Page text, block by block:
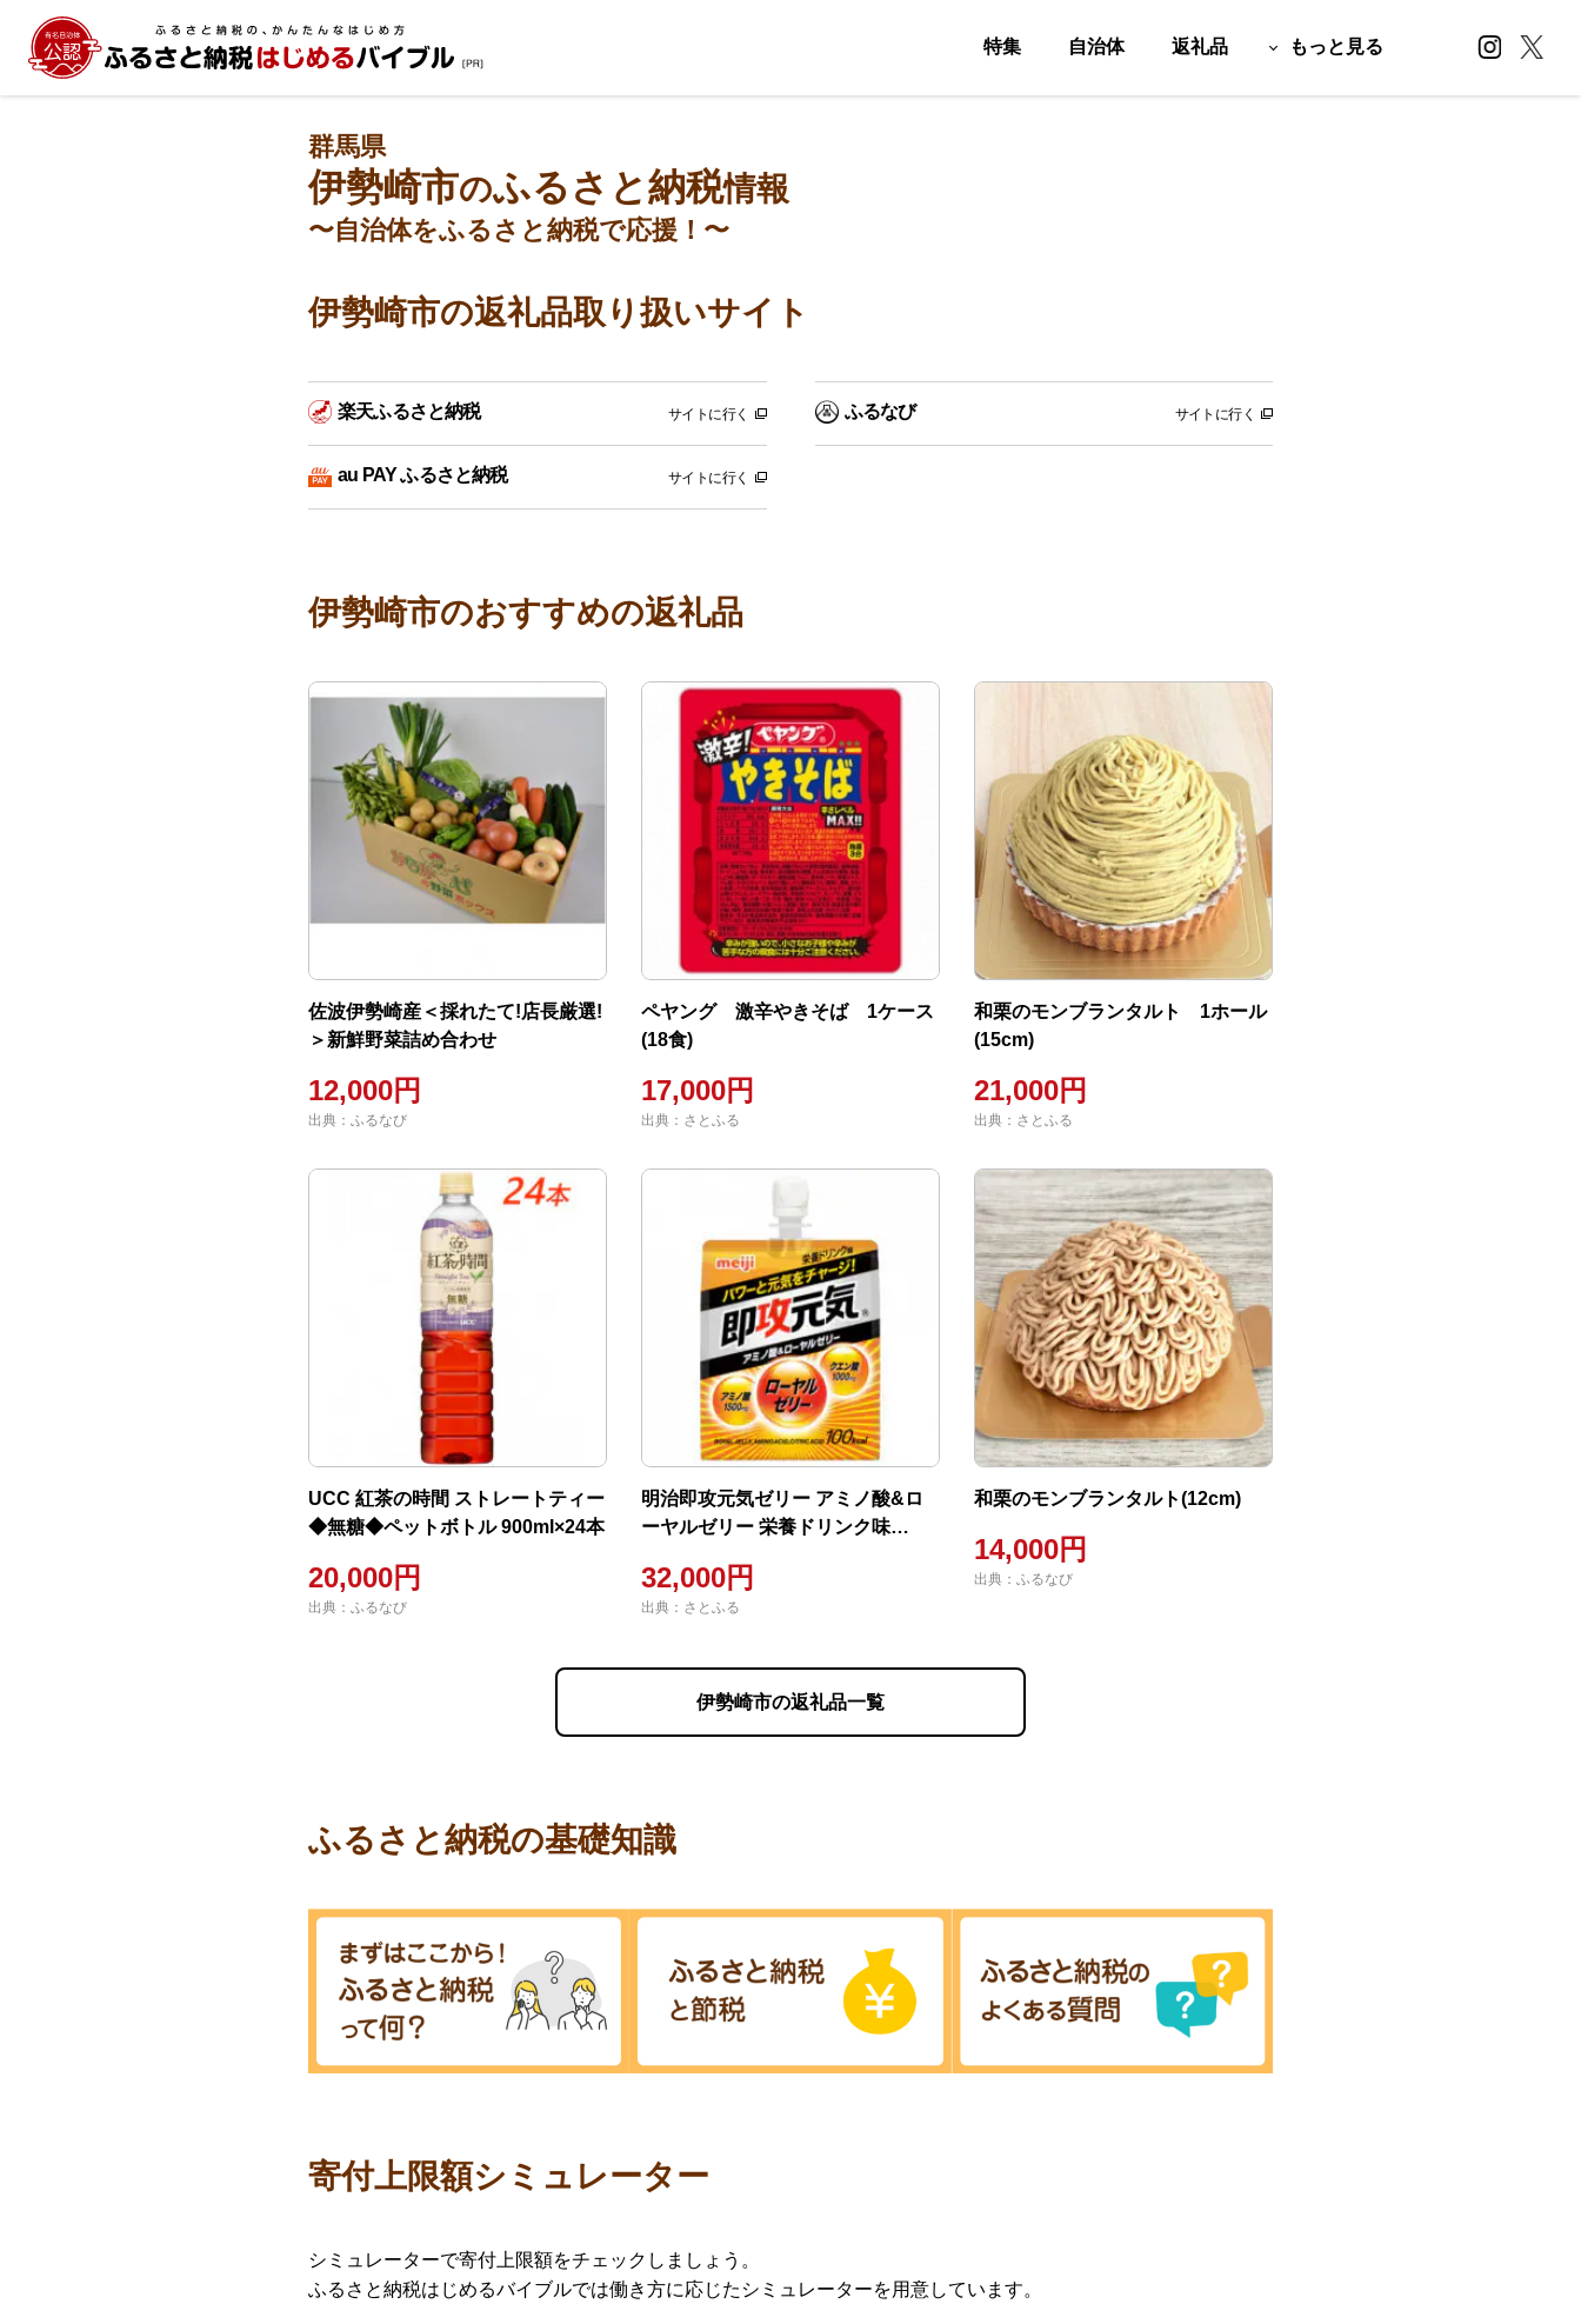
特集 自治体 返礼品 もっと見る
群馬県
伊勢崎市のふるさと納税情報
〜自治体をふるさと納税で応援！〜
伊勢崎市の返礼品取り扱いサイト
楽天ふるさと納税 サイトに行く ふるなび サイトに行く
au PAY ふるさと納税 サイトに行く
伊勢崎市のおすすめの返礼品
佐波伊勢崎産＜採れたて!店長厳選!
＞新鮮野菜詰め合わせ
12,000円
出典：ふるなび
ペヤング 激辛やきそば 1ケース
(18食)
17,000円
出典：さとふる
和栗のモンブランタルト 1ホール
(15cm)
21,000円
出典：さとふる
UCC 紅茶の時間 ストレートティー
◆無糖◆ペットボトル 900ml×24本
20,000円
出典：ふるなび
明治即攻元気ゼリー アミノ酸&ロ
ーヤルゼリー 栄養ドリンク味
32,000円
出典：さとふる
和栗のモンブランタルト(12cm)
14,000円
出典：ふるなび
伊勢崎市の返礼品一覧
ふるさと納税の基礎知識
寄付上限額シミュレーター
シミュレーターで寄付上限額をチェックしましょう。
ふるさと納税はじめるバイブルでは働き方に応じたシミュレーターを用意しています。